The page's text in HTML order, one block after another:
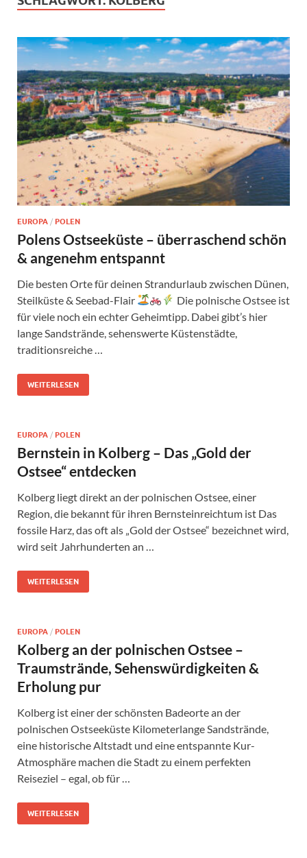
EUROPA / POLEN
Polens Ostseeküste – überraschend schön
& angenehm entspannt
Die besten Orte für deinen Strandurlaub zwischen Dünen,
Steilküste & Seebad-Flair
Die polnische Ostsee ist
für viele noch ein echter Geheimtipp. Dabei gibt’s hier
lange Sandstrände, sehenswerte Küstenstädte,
traditionsreiche …
WEITERLESEN
EUROPA / POLEN
Bernstein in Kolberg – Das „Gold der
Ostsee“ entdecken
Kolberg liegt direkt an der polnischen Ostsee, einer
Region, die bekannt für ihren Bernsteinreichtum ist Das
fossile Harz, das oft als „Gold der Ostsee“ bezeichnet wird,
wird seit Jahrhunderten an …
WEITERLESEN
EUROPA / POLEN
Kolberg an der polnischen Ostsee –
Traumstrände, Sehenswürdigkeiten &
Erholung pur
Kolberg ist einer der schönsten Badeorte an der
polnischen Ostseeküste Kilometerlange Sandstrände,
eine historische Altstadt und eine entspannte Kur-
Atmosphäre machen die Stadt zu einem perfekten
Reiseziel – egal, ob für …
WEITERLESEN